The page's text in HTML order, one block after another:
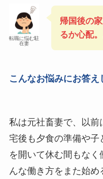
転職に悩む駐
在妻
帰国後の
るか心配。
こんなお悩みにお答え
私は元社畜妻で、以
宅後も夕食の準備や
を開いて休む間もな
んな働き方をまた始